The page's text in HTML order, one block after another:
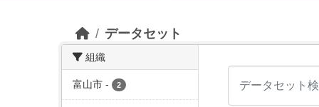
データセット
組織
富山市 - 2